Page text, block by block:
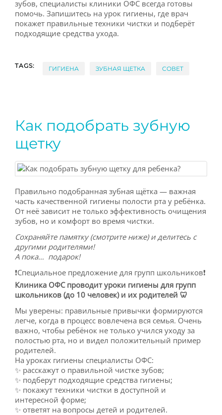
зубов, специалисты клиники ОФС всегда готовы
помочь. Запишитесь на урок гигиены, где врач
покажет правильные техники чистки и подберёт
подходящие средства ухода.
TAGS: ГИГИЕНА ЗУБНАЯ ЩЕТКА СОВЕТ
Как подобрать зубную
щетку
Правильно подобранная зубная щётка — важная
часть качественной гигиены полости рта у ребёнка.
От неё зависит не только эффективность очищения
зубов, но и комфорт во время чистки.
Сохраняйте памятку (смотрите ниже) и делитесь с
другими родителями!
А пока… подарок!
❗️Специальное предложение для групп школьников❗️
Клиника ОФС проводит уроки гигиены для групп
школьников (до 10 человек) и их родителей 🦷
Мы уверены: правильные привычки формируются
легче, когда в процесс вовлечена вся семья. Очень
важно, чтобы ребёнок не только учился уходу за
полостью рта, но и видел положительный пример
родителей.
На уроках гигиены специалисты ОФС:
✨ расскажут о правильной чистке зубов;
✨ подберут подходящие средства гигиены;
✨ покажут техники чистки в доступной и
интересной форме;
✨ ответят на вопросы детей и родителей.